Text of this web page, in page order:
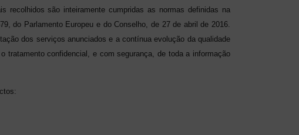
recolhidos são inteiramente cumpridas as normas definidas na
do Parlamento Europeu e do Conselho, de 27 de abril de 2016.
dos serviços anunciados e a contínua evolução da qualidade
tratamento confidencial, e com segurança, de toda a informação